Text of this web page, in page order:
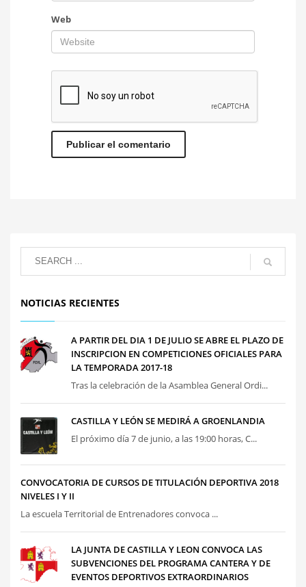
Web
NOTICIAS RECIENTES
A PARTIR DEL DIA 1 DE JULIO SE ABRE EL PLAZO DE
INSCRIPCION EN COMPETICIONES OFICIALES PARA
LA TEMPORADA 2017-18
Tras la celebración de la Asamblea General Ordi...
CASTILLA Y LEÓN SE MEDIRÁ A GROENLANDIA
El próximo día 7 de junio, a las 19:00 horas, C...
CONVOCATORIA DE CURSOS DE TITULACIÓN DEPORTIVA 2018
NIVELES I Y II
La escuela Territorial de Entrenadores convoca ...
LA JUNTA DE CASTILLA Y LEON CONVOCA LAS
SUBVENCIONES DEL PROGRAMA CANTERA Y DE
EVENTOS DEPORTIVOS EXTRAORDINARIOS